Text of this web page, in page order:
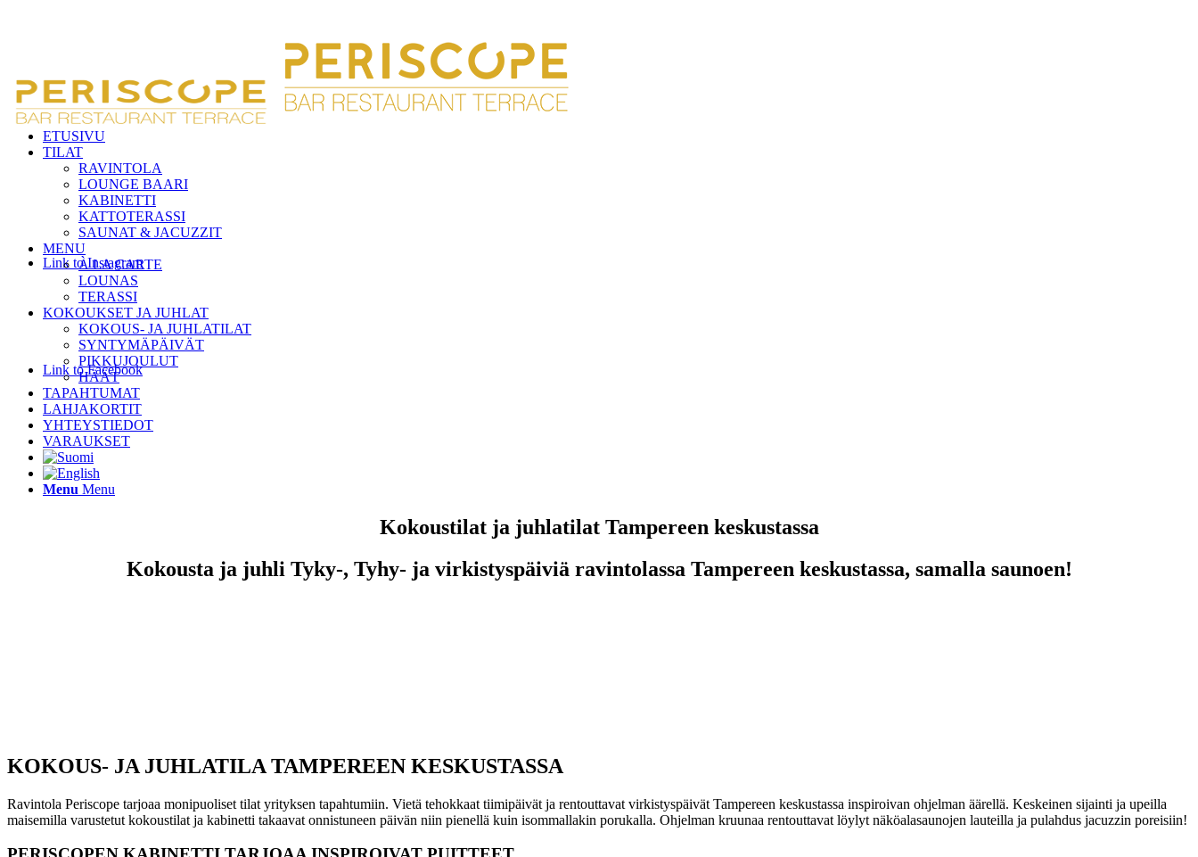
Link to Instagram
Link to Facebook
ETUSIVU
TILAT
RAVINTOLA
LOUNGE BAARI
KABINETTI
KATTOTERASSI
SAUNAT & JACUZZIT
MENU
À LA CARTE
LOUNAS
TERASSI
KOKOUKSET JA JUHLAT
KOKOUS- JA JUHLATILAT
SYNTYMÄPÄIVÄT
PIKKUJOULUT
HÄÄT
TAPAHTUMAT
LAHJAKORTIT
YHTEYSTIEDOT
VARAUKSET
Menu Menu
Kokoustilat ja juhlatilat Tampereen keskustassa
Kokousta ja juhli Tyky-, Tyhy- ja virkistyspäiviä ravintolassa Tampereen keskustassa, samalla saunoen!
KOKOUS- JA JUHLATILA TAMPEREEN KESKUSTASSA
Ravintola Periscope tarjoaa monipuoliset tilat yrityksen tapahtumiin. Vietä tehokkaat tiimipäivät ja rentouttavat virkistyspäivät Tampereen keskustassa inspiroivan ohjelman äärellä. Keskeinen sijainti ja upeilla
maisemilla varustetut kokoustilat ja kabinetti takaavat onnistuneen päivän niin pienellä kuin isommallakin porukalla. Ohjelman kruunaa rentouttavat löylyt näköalasaunojen lauteilla ja pulahdus jacuzzin poreisiin!